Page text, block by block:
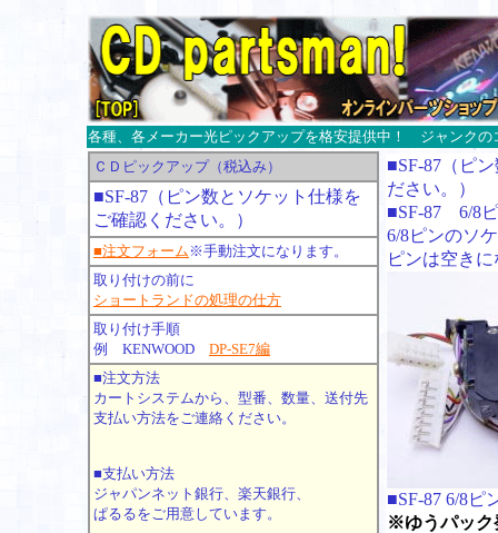
各種、各メーカー光ピックアップを格安提供中！ ジャンク
ＣＤピックアップ（税込み）
■SF-87（ピン数とソケット仕様を
ご確認ください。）
■注文フォーム ※手動注文になります。
取り付けの前に
ショートランドの処理の仕方
取り付け手順
例 KENWOOD DP-SE7編
■注文方法
カートシステムから、型番、数量、送付先
支払い方法をご連絡ください。
■支払い方法
ジャパンネット銀行、楽天銀行、
ぱるるをご用意しています。
■SF-87（ピ
ださい。）
■SF-87 6/8
6/8ピンのソ
ピンは空き
■SF-87 6/8
※ゆうパック